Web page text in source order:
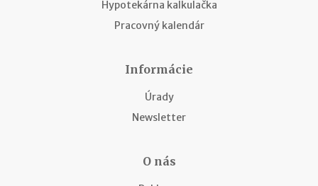
Hypotekárna kalkulačka
Pracovný kalendár
Informácie
Úrady
Newsletter
O nás